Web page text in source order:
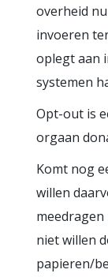
overheid
invoeren
oplegt aan
systemen
Opt-out is
orgaan
Komt nog
willen
niet willen
papieren/